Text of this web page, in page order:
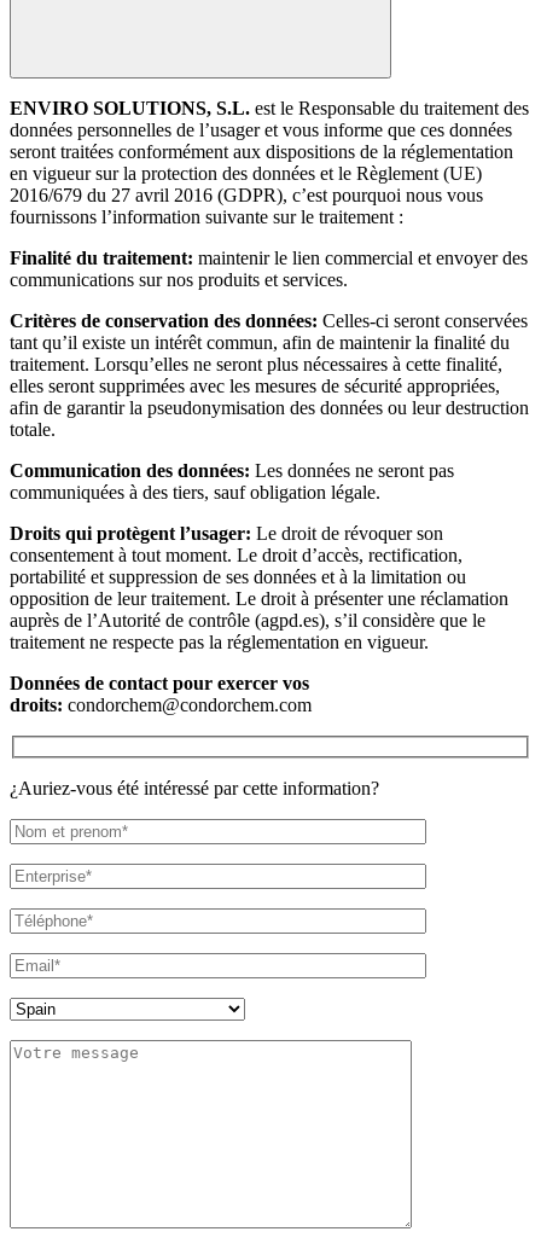
ENVIRO SOLUTIONS, S.L. est le Responsable du traitement des
données personnelles de l’usager et vous informe que ces données
seront traitées conformément aux dispositions de la réglementation
en vigueur sur la protection des données et le Règlement (UE)
2016/679 du 27 avril 2016 (GDPR), c’est pourquoi nous vous
fournissons l’information suivante sur le traitement :
Finalité du traitement: maintenir le lien commercial et envoyer des
communications sur nos produits et services.
Critères de conservation des données: Celles-ci seront conservées
tant qu’il existe un intérêt commun, afin de maintenir la finalité du
traitement. Lorsqu’elles ne seront plus nécessaires à cette finalité,
elles seront supprimées avec les mesures de sécurité appropriées,
afin de garantir la pseudonymisation des données ou leur destruction
totale.
Communication des données: Les données ne seront pas
communiquées à des tiers, sauf obligation légale.
Droits qui protègent l’usager: Le droit de révoquer son
consentement à tout moment. Le droit d’accès, rectification,
portabilité et suppression de ses données et à la limitation ou
opposition de leur traitement. Le droit à présenter une réclamation
auprès de l’Autorité de contrôle (agpd.es), s’il considère que le
traitement ne respecte pas la réglementation en vigueur.
Données de contact pour exercer vos
droits: condorchem@condorchem.com
¿Auriez-vous été intéressé par cette information?